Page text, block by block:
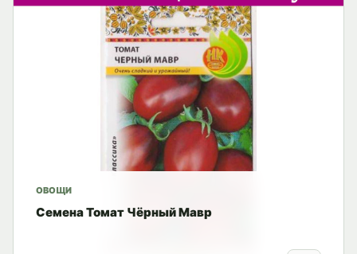
ОВОЩИ
Семена Томат Чёрный Мавр